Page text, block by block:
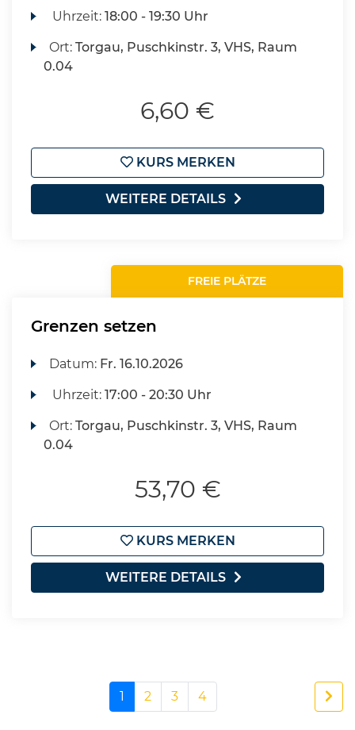
Uhrzeit:18:00 - 19:30 Uhr
Ort:Torgau, Puschkinstr. 3, VHS, Raum
0.04
6,60 €
KURS MERKEN
WEITERE DETAILS
FREIE PLÄTZE
Grenzen setzen
Datum: Fr. 16.10.2026
Uhrzeit:17:00 - 20:30 Uhr
Ort:Torgau, Puschkinstr. 3, VHS, Raum
0.04
53,70 €
KURS MERKEN
WEITERE DETAILS
1 2 3 4